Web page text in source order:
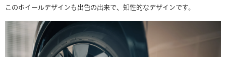
このホイールデザインも出色の出来で、知性的なデザインです。